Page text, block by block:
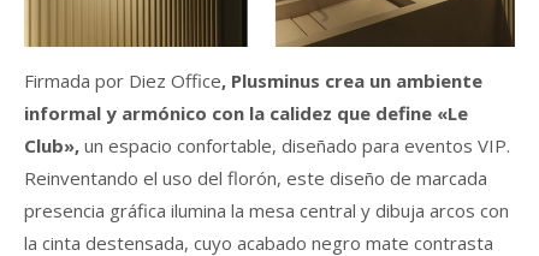
Firmada por Diez Office, Plusminus crea un ambiente
informal y armónico con la calidez que define «Le
Club», un espacio confortable, diseñado para eventos VIP.
Reinventando el uso del florón, este diseño de marcada
presencia gráfica ilumina la mesa central y dibuja arcos con
la cinta destensada, cuyo acabado negro mate contrasta